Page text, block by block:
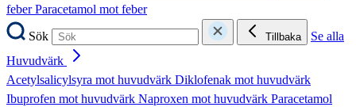
feberParacetamol mot feber
Sök
Tillbaka
Se alla
Huvudvärk
Acetylsalicylsyra mot huvudvärk Diklofenak mot huvudvärk
Ibuprofen mot huvudvärk Naproxen mot huvudvärk Paracetamol